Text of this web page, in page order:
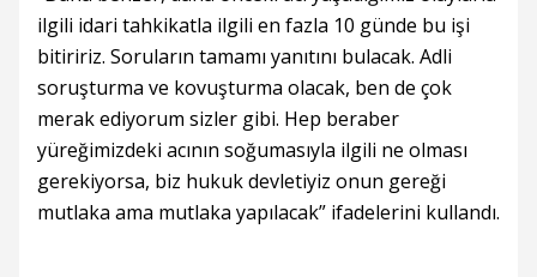
ilgili idari tahkikatla ilgili en fazla 10 günde bu işi
bitiririz. Soruların tamamı yanıtını bulacak. Adli
soruşturma ve kovuşturma olacak, ben de çok
merak ediyorum sizler gibi. Hep beraber
yüreğimizdeki acının soğumasıyla ilgili ne olması
gerekiyorsa, biz hukuk devletiyiz onun gereği
mutlaka ama mutlaka yapılacak” ifadelerini kullandı.